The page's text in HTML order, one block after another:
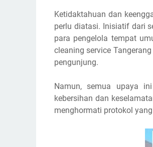
Ketidaktahuan dan
perlu diatasi. Inisiatif dari
para pengelola tempat
cleaning service
pengunjung.
Namun, semua upaya
kebersihan dan
menghormati protokol